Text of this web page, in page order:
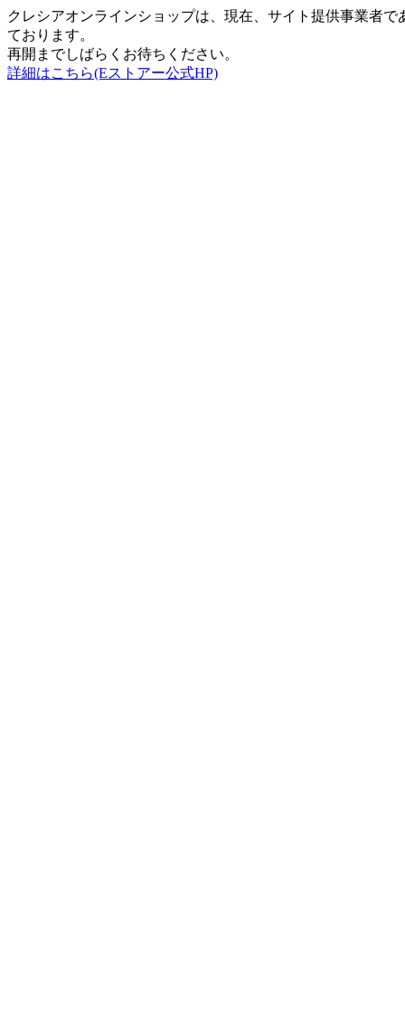
クレシアオンラインショップは、現在、サイト提供事業者
ております。
再開までしばらくお待ちください。
詳細はこちら(Eストアー公式HP)